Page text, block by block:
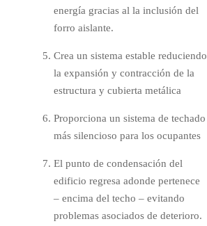
energía gracias al la inclusión del
forro aislante.
Crea un sistema estable reduciendo
la expansión y contracción de la
estructura y cubierta metálica
Proporciona un sistema de techado
más silencioso para los ocupantes
El punto de condensación del
edificio regresa adonde pertenece
– encima del techo – evitando
problemas asociados de deterioro.